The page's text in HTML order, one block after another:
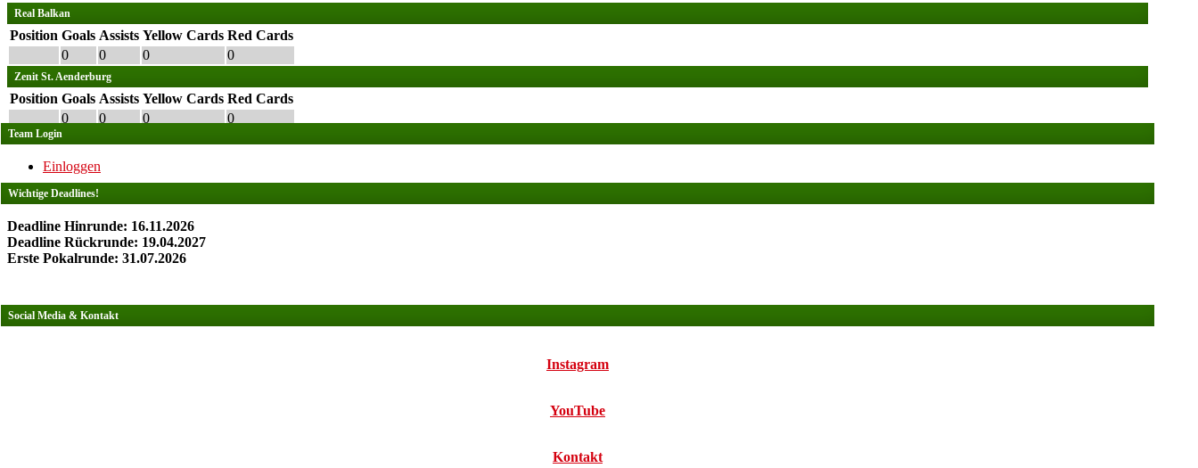
Real Balkan
Position Goals Assists Yellow Cards Red Cards
0
0 0 0
Zenit St. Aenderburg
Position Goals Assists Yellow Cards Red Cards
0
0 0 0
Team Login
Einloggen
Wichtige Deadlines!
Deadline Hinrunde: 16.11.2026
Deadline Rückrunde: 19.04.2027
Erste Pokalrunde: 31.07.2026
Social Media & Kontakt
Instagram
YouTube
Kontakt